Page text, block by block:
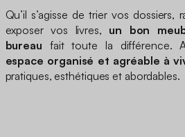
Qu’il s’agisse de trier vos
exposer vos livres, un bon
bureau fait toute la différence.
espace organisé et agréable à
pratiques, esthétiques et abordables.